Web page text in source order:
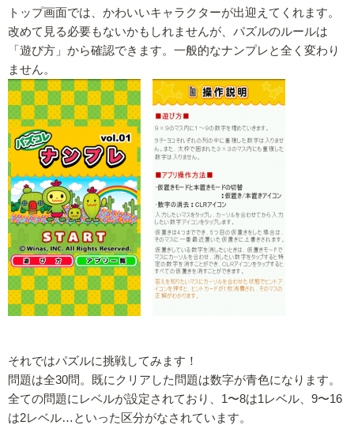
トップ画面では、かわいいキャラクターが出迎えてくれます。
改めて見る必要もないかもしれませんが、パズルのルールは
「遊び方」から確認できます。一般的なナンプレと全く変わり
ません。
それではパズルに挑戦してみます！
問題は全30問。既にクリアした問題は数字が青色になります。
全ての問題にレベルが設定されており、1〜8は1レベル、9〜16
は2レベル…といった区分がなされています。